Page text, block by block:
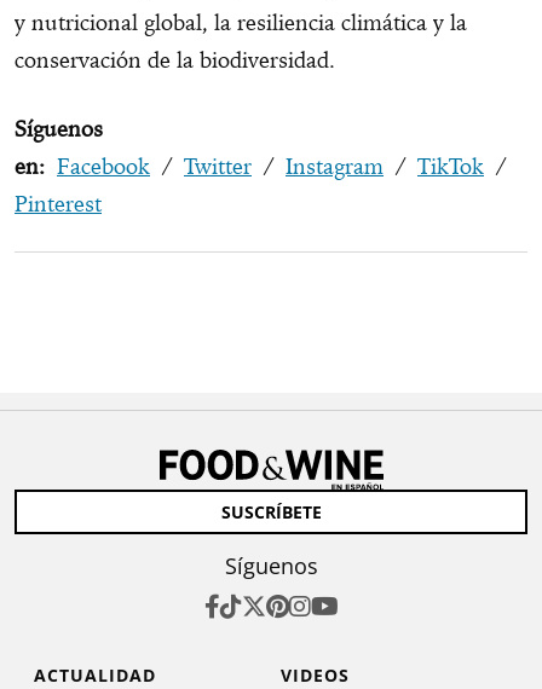
y nutricional global, la resiliencia climática y la
conservación de la biodiversidad.
Síguenos
en: Facebook / Twitter / Instagram / TikTok /
Pinterest
SUSCRÍBETE
Síguenos
ACTUALIDAD VIDEOS